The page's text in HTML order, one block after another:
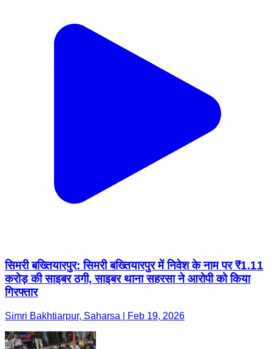
सिमरी बख्तियारपुर: सिमरी बख्तियारपुर में निवेश के नाम पर ₹1.11
करोड़ की साइबर ठगी, साइबर थाना सहरसा ने आरोपी को किया
गिरफ्तार
Simri Bakhtiarpur, Saharsa | Feb 19, 2026